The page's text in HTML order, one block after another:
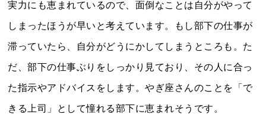
実力にも恵まれているので、面倒なことは自分がやって
しまったほうが早いと考えています。もし部下の仕事が
滞っていたら、自分がどうにかしてしまうところも。た
だ、部下の仕事ぶりをしっかり見ており、その人に合っ
た指示やアドバイスをします。やぎ座さんのことを「で
きる上司」として憧れる部下に恵まれそうです。